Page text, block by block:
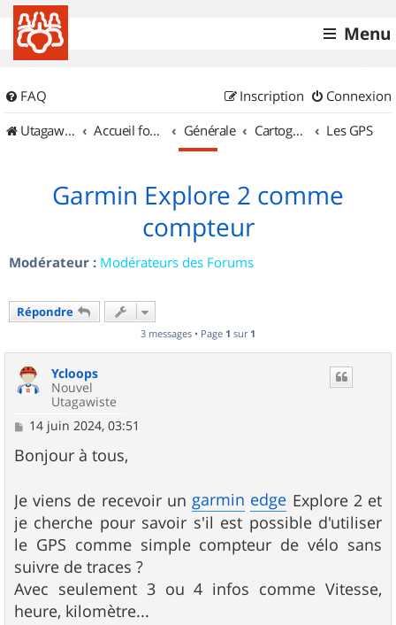
Menu
FAQ Connexion
Inscription
UtagawaVTT (Randos VTT et VTTAE avec traces GPS)
Accueil forum Générale Cartographie et GPS Les GPS
Garmin Explore 2 comme
compteur
Modérateur : Modérateurs des Forums
Répondre
3 messages • Page 1 sur 1
Ycloops
Nouvel
Utagawiste
M
s
s
g
e
14 juin 2024, 03:51
Bonjour à tous,
Je viens de recevoir ungarmin edge Explore 2 et
je cherche pour savoir s'il est possible d'utiliser
le GPS comme simple compteur de vélo sans
suivre de traces ?
Avec seulement 3 ou 4 infos comme Vitesse,
heure, kilomètre...